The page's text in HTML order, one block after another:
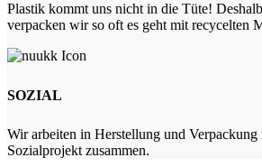
Plastik kommt uns nicht in die Tüte!
verpacken wir so oft es geht mit recycelten
SOZIAL
Wir arbeiten in Herstellung und
Sozialprojekt zusammen.